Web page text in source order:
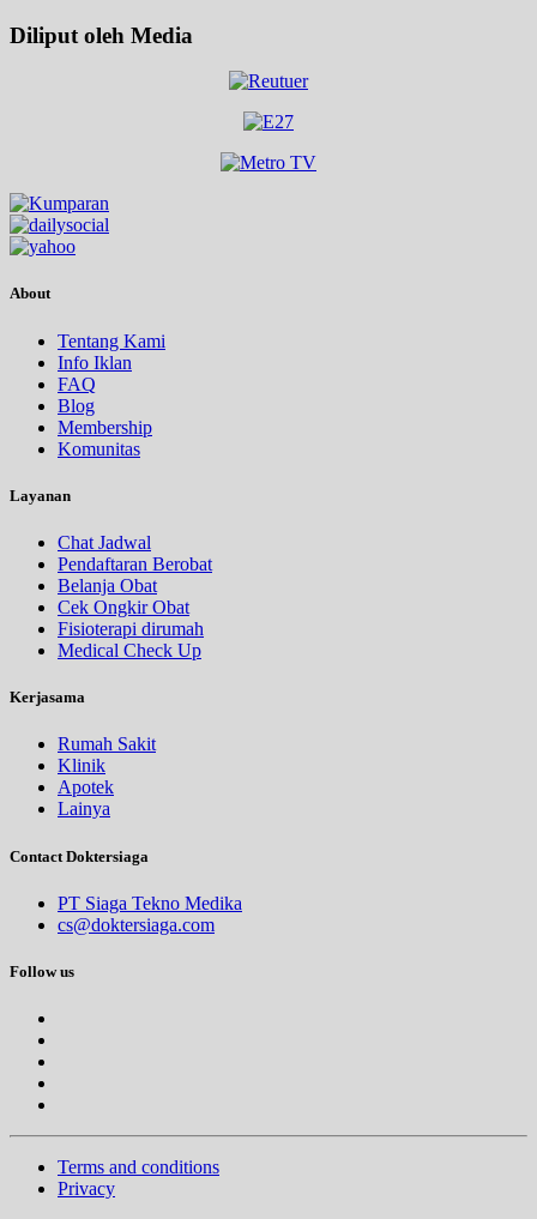
Diliput oleh Media
About
Tentang Kami
Info Iklan
FAQ
Blog
Membership
Komunitas
Layanan
Chat Jadwal
Pendaftaran Berobat
Belanja Obat
Cek Ongkir Obat
Fisioterapi dirumah
Medical Check Up
Kerjasama
Rumah Sakit
Klinik
Apotek
Lainya
Contact Doktersiaga
PT Siaga Tekno Medika
cs@doktersiaga.com
Follow us
Terms and conditions
Privacy